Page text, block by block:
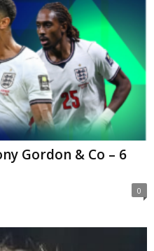
Gordon & Co – 6
0